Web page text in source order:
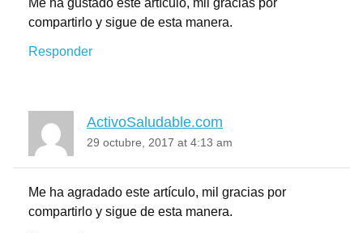
Me ha gustado este artículo, mil gracias por
compartirlo y sigue de esta manera.
Responder
ActivoSaludable.com
29 octubre, 2017 at 4:13 am
Me ha agradado este artículo, mil gracias por
compartirlo y sigue de esta manera.